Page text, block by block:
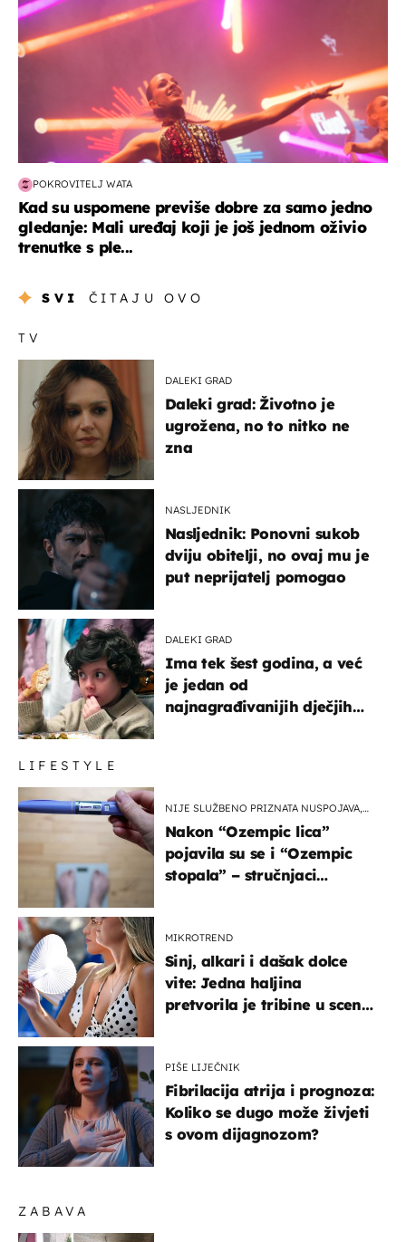
POKROVITELJ WATA
Kad su uspomene previše dobre za samo jedno
gledanje: Mali uređaj koji je još jednom oživio
trenutke s ple...
SVI ČITAJU OVO
ZABAVA
TV
DALEKI GRAD
Daleki grad: Životno je
ugrožena, no to nitko ne
zna
NASLJEDNIK
Nasljednik: Ponovni sukob
dviju obitelji, no ovaj mu je
put neprijatelj pomogao
DALEKI GRAD
Ima tek šest godina, a već
je jedan od
najnagrađivanijih dječjih
LIFESTYLE
NIJE SLUŽBENO PRIZNATA NUSPOJAVA,
Nakon “Ozempic lica”
pojavila su se i “Ozempic
stopala” – stručnjaci
MIKROTREND
Sinj, alkari i dašak dolce
vite: Jedna haljina
pretvorila je tribine u scenu
PIŠE LIJEČNIK
Fibrilacija atrija i prognoza:
Koliko se dugo može živjeti
s ovom dijagnozom?